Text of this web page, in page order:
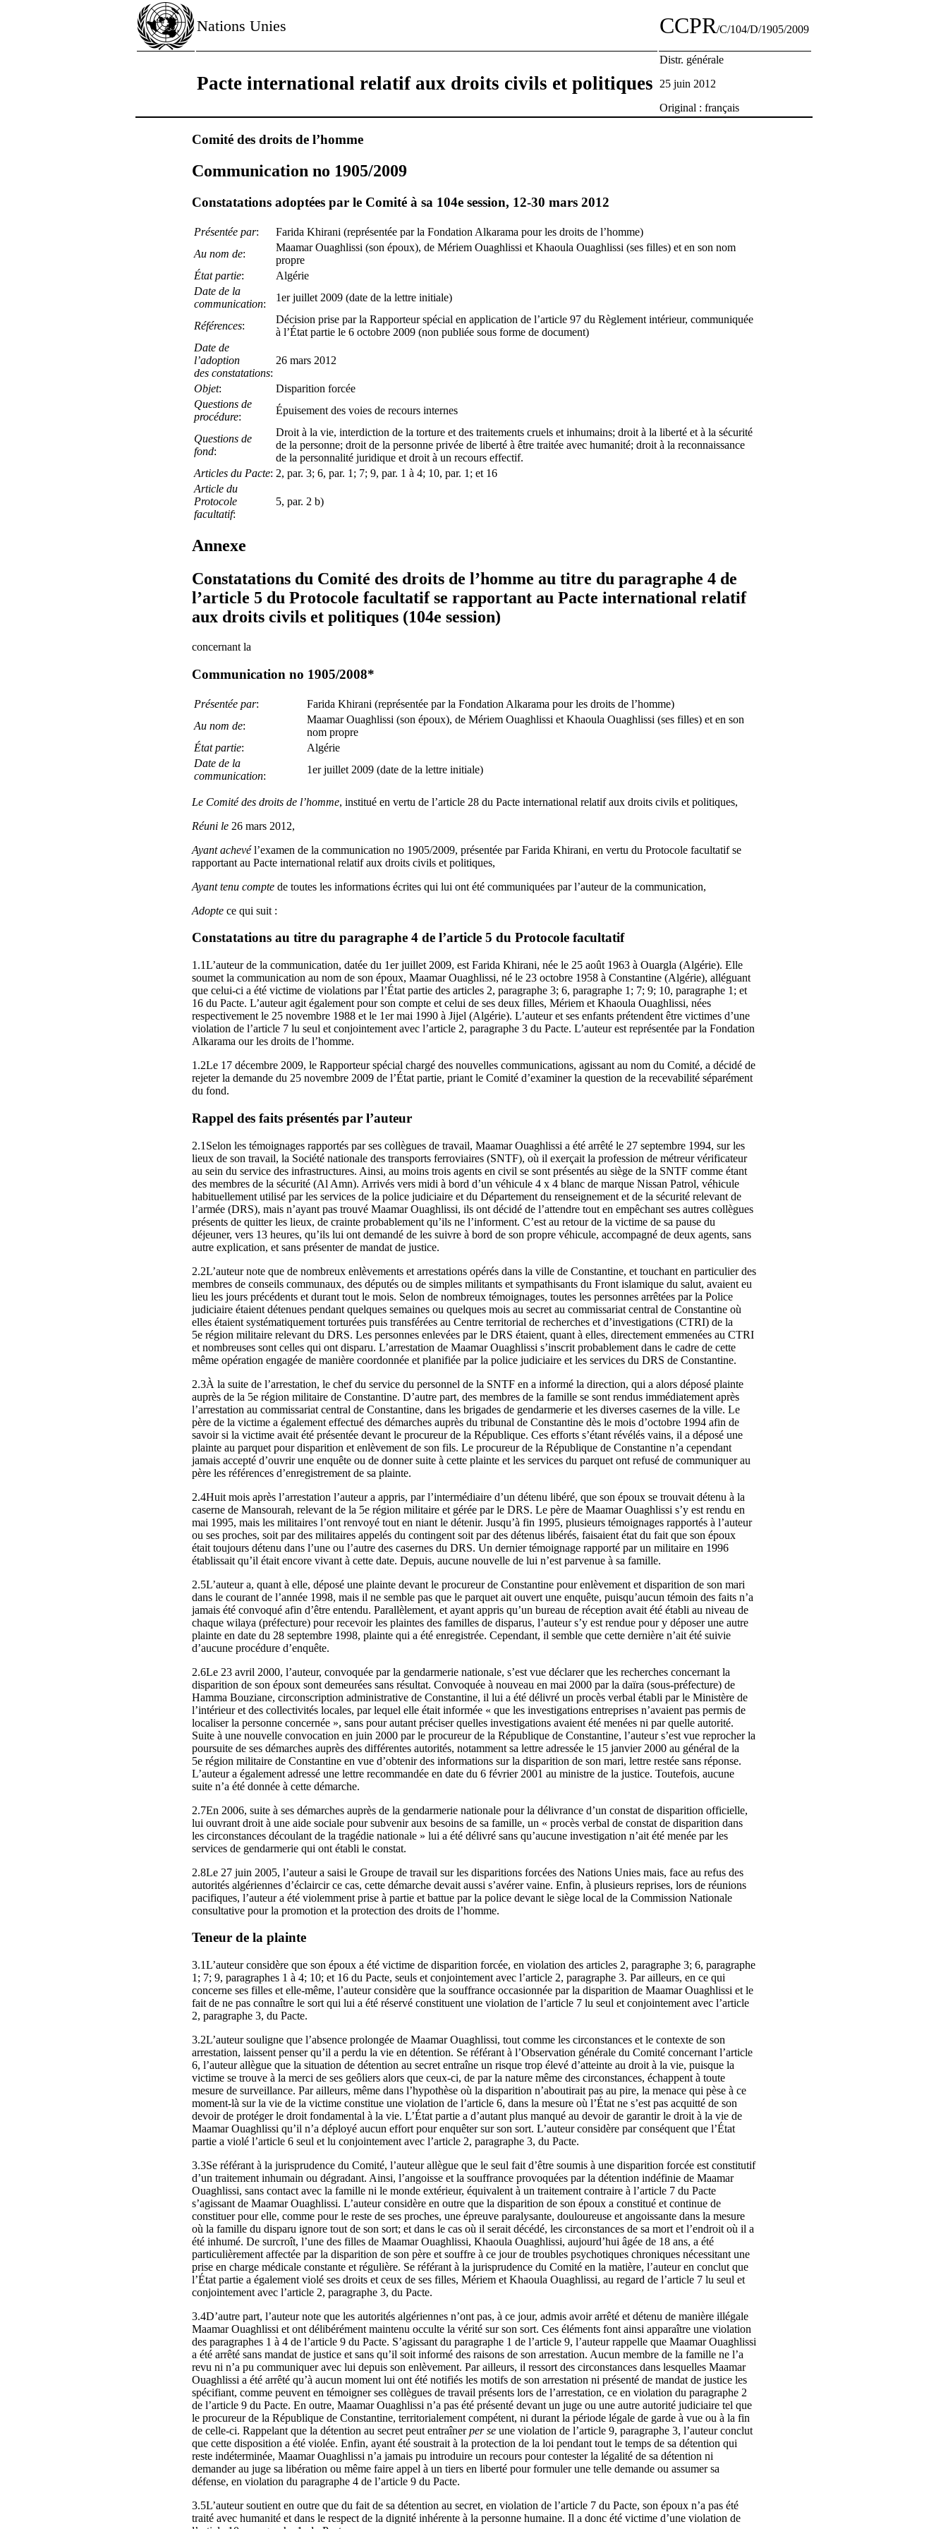
Nations Unies CCPR/C/104/D/1905/2009
Pacte international relatif aux droits civils et politiques
Distr. générale
25 juin 2012
Original : français
Comité des droits de l’homme
Communication no 1905/2009
Constatations adoptées par le Comité à sa 104e session, 12-30 mars 2012
Présentée par:
Farida Khirani (représentée par la Fondation Alkarama pour les droits de l’homme)
Au nom de:
Maamar Ouaghlissi (son époux), de Mériem Ouaghlissi et Khaoula Ouaghlissi (ses filles) et en son nom
propre
État partie:
Algérie
Date de la
communication:
1er juillet 2009 (date de la lettre initiale)
Références:
Décision prise par la Rapporteur spécial en application de l’article 97 du Règlement intérieur, communiquée
à l’État partie le 6 octobre 2009 (non publiée sous forme de document)
Date de
l’adoption
des constatations:
26 mars 2012
Objet:
Disparition forcée
Questions de
procédure:
Épuisement des voies de recours internes
Questions de
fond:
Droit à la vie, interdiction de la torture et des traitements cruels et inhumains; droit à la liberté et à la sécurité
de la personne; droit de la personne privée de liberté à être traitée avec humanité; droit à la reconnaissance
de la personnalité juridique et droit à un recours effectif.
Articles du Pacte: 2, par. 3; 6, par. 1; 7; 9, par. 1 à 4; 10, par. 1; et 16
Article du
Protocole
facultatif:
5, par. 2 b)
Annexe
Constatations du Comité des droits de l’homme au titre du paragraphe 4 de
l’article 5 du Protocole facultatif se rapportant au Pacte international relatif
aux droits civils et politiques (104e session)
concernant la
Communication no 1905/2008*
Présentée par:
Farida Khirani (représentée par la Fondation Alkarama pour les droits de l’homme)
Au nom de:
Maamar Ouaghlissi (son époux), de Mériem Ouaghlissi et Khaoula Ouaghlissi (ses filles) et en son
nom propre
État partie:
Algérie
Date de la
communication:
1er juillet 2009 (date de la lettre initiale)
Le Comité des droits de l’homme, institué en vertu de l’article 28 du Pacte international relatif aux droits civils et politiques,
Réuni le 26 mars 2012,
Ayant achevél’examen de la communication no 1905/2009, présentée par Farida Khirani, en vertu du Protocole facultatif se
rapportant au Pacte international relatif aux droits civils et politiques,
Ayant tenu compte de toutes les informations écrites qui lui ont été communiquées par l’auteur de la communication,
Adopte ce qui suit :
Constatations au titre du paragraphe 4 de l’article 5 du Protocole facultatif
1.1L’auteur de la communication, datée du 1er juillet 2009, est Farida Khirani, née le 25 août 1963 à Ouargla (Algérie). Elle
soumet la communication au nom de son époux, Maamar Ouaghlissi, né le 23 octobre 1958 à Constantine (Algérie), alléguant
que celui-ci a été victime de violations par l’État partie des articles 2, paragraphe 3; 6, paragraphe 1; 7; 9; 10, paragraphe 1; et
16 du Pacte. L’auteur agit également pour son compte et celui de ses deux filles, Mériem et Khaoula Ouaghlissi, nées
respectivement le 25 novembre 1988 et le 1er mai 1990 à Jijel (Algérie). L’auteur et ses enfants prétendent être victimes d’une
violation de l’article 7 lu seul et conjointement avec l’article 2, paragraphe 3 du Pacte. L’auteur est représentée par la Fondation
Alkarama our les droits de l’homme.
1.2Le 17 décembre 2009, le Rapporteur spécial chargé des nouvelles communications, agissant au nom du Comité, a décidé de
rejeter la demande du 25 novembre 2009 de l’État partie, priant le Comité d’examiner la question de la recevabilité séparément
du fond.
Rappel des faits présentés par l’auteur
2.1Selon les témoignages rapportés par ses collègues de travail, Maamar Ouaghlissi a été arrêté le 27 septembre 1994, sur les
lieux de son travail, la Société nationale des transports ferroviaires (SNTF), où il exerçait la profession de métreur vérificateur
au sein du service des infrastructures. Ainsi, au moins trois agents en civil se sont présentés au siège de la SNTF comme étant
des membres de la sécurité (Al Amn). Arrivés vers midi à bord d’un véhicule 4 x 4 blanc de marque Nissan Patrol, véhicule
habituellement utilisé par les services de la police judiciaire et du Département du renseignement et de la sécurité relevant de
l’armée (DRS), mais n’ayant pas trouvé Maamar Ouaghlissi, ils ont décidé de l’attendre tout en empêchant ses autres collègues
présents de quitter les lieux, de crainte probablement qu’ils ne l’informent. C’est au retour de la victime de sa pause du
déjeuner, vers 13 heures, qu’ils lui ont demandé de les suivre à bord de son propre véhicule, accompagné de deux agents, sans
autre explication, et sans présenter de mandat de justice.
2.2L’auteur note que de nombreux enlèvements et arrestations opérés dans la ville de Constantine, et touchant en particulier des
membres de conseils communaux, des députés ou de simples militants et sympathisants du Front islamique du salut, avaient eu
lieu les jours précédents et durant tout le mois. Selon de nombreux témoignages, toutes les personnes arrêtées par la Police
judiciaire étaient détenues pendant quelques semaines ou quelques mois au secret au commissariat central de Constantine où
elles étaient systématiquement torturées puis transférées au Centre territorial de recherches et d’investigations (CTRI) de la
5e région militaire relevant du DRS. Les personnes enlevées par le DRS étaient, quant à elles, directement emmenées au CTRI
et nombreuses sont celles qui ont disparu. L’arrestation de Maamar Ouaghlissi s’inscrit probablement dans le cadre de cette
même opération engagée de manière coordonnée et planifiée par la police judiciaire et les services du DRS de Constantine.
2.3À la suite de l’arrestation, le chef du service du personnel de la SNTF en a informé la direction, qui a alors déposé plainte
auprès de la 5e région militaire de Constantine. D’autre part, des membres de la famille se sont rendus immédiatement après
l’arrestation au commissariat central de Constantine, dans les brigades de gendarmerie et les diverses casernes de la ville. Le
père de la victime a également effectué des démarches auprès du tribunal de Constantine dès le mois d’octobre 1994 afin de
savoir si la victime avait été présentée devant le procureur de la République. Ces efforts s’étant révélés vains, il a déposé une
plainte au parquet pour disparition et enlèvement de son fils. Le procureur de la République de Constantine n’a cependant
jamais accepté d’ouvrir une enquête ou de donner suite à cette plainte et les services du parquet ont refusé de communiquer au
père les références d’enregistrement de sa plainte.
2.4Huit mois après l’arrestation l’auteur a appris, par l’intermédiaire d’un détenu libéré, que son époux se trouvait détenu à la
caserne de Mansourah, relevant de la 5e région militaire et gérée par le DRS. Le père de Maamar Ouaghlissi s’y est rendu en
mai 1995, mais les militaires l’ont renvoyé tout en niant le détenir. Jusqu’à fin 1995, plusieurs témoignages rapportés à l’auteur
ou ses proches, soit par des militaires appelés du contingent soit par des détenus libérés, faisaient état du fait que son époux
était toujours détenu dans l’une ou l’autre des casernes du DRS. Un dernier témoignage rapporté par un militaire en 1996
établissait qu’il était encore vivant à cette date. Depuis, aucune nouvelle de lui n’est parvenue à sa famille.
2.5L’auteur a, quant à elle, déposé une plainte devant le procureur de Constantine pour enlèvement et disparition de son mari
dans le courant de l’année 1998, mais il ne semble pas que le parquet ait ouvert une enquête, puisqu’aucun témoin des faits n’a
jamais été convoqué afin d’être entendu. Parallèlement, et ayant appris qu’un bureau de réception avait été établi au niveau de
chaque wilaya (préfecture) pour recevoir les plaintes des familles de disparus, l’auteur s’y est rendue pour y déposer une autre
plainte en date du 28 septembre 1998, plainte qui a été enregistrée. Cependant, il semble que cette dernière n’ait été suivie
d’aucune procédure d’enquête.
2.6Le 23 avril 2000, l’auteur, convoquée par la gendarmerie nationale, s’est vue déclarer que les recherches concernant la
disparition de son époux sont demeurées sans résultat. Convoquée à nouveau en mai 2000 par la daïra (sous-préfecture) de
Hamma Bouziane, circonscription administrative de Constantine, il lui a été délivré un procès verbal établi par le Ministère de
l’intérieur et des collectivités locales, par lequel elle était informée « que les investigations entreprises n’avaient pas permis de
localiser la personne concernée », sans pour autant préciser quelles investigations avaient été menées ni par quelle autorité.
Suite à une nouvelle convocation en juin 2000 par le procureur de la République de Constantine, l’auteur s’est vue reprocher la
poursuite de ses démarches auprès des différentes autorités, notamment sa lettre adressée le 15 janvier 2000 au général de la
5e région militaire de Constantine en vue d’obtenir des informations sur la disparition de son mari, lettre restée sans réponse.
L’auteur a également adressé une lettre recommandée en date du 6 février 2001 au ministre de la justice. Toutefois, aucune
suite n’a été donnée à cette démarche.
2.7En 2006, suite à ses démarches auprès de la gendarmerie nationale pour la délivrance d’un constat de disparition officielle,
lui ouvrant droit à une aide sociale pour subvenir aux besoins de sa famille, un « procès verbal de constat de disparition dans
les circonstances découlant de la tragédie nationale » lui a été délivré sans qu’aucune investigation n’ait été menée par les
services de gendarmerie qui ont établi le constat.
2.8Le 27 juin 2005, l’auteur a saisi le Groupe de travail sur les disparitions forcées des Nations Unies mais, face au refus des
autorités algériennes d’éclaircir ce cas, cette démarche devait aussi s’avérer vaine. Enfin, à plusieurs reprises, lors de réunions
pacifiques, l’auteur a été violemment prise à partie et battue par la police devant le siège local de la Commission Nationale
consultative pour la promotion et la protection des droits de l’homme.
Teneur de la plainte
3.1L’auteur considère que son époux a été victime de disparition forcée, en violation des articles 2, paragraphe 3; 6, paragraphe
1; 7; 9, paragraphes 1 à 4; 10; et 16 du Pacte, seuls et conjointement avec l’article 2, paragraphe 3. Par ailleurs, en ce qui
concerne ses filles et elle-même, l’auteur considère que la souffrance occasionnée par la disparition de Maamar Ouaghlissi et le
fait de ne pas connaître le sort qui lui a été réservé constituent une violation de l’article 7 lu seul et conjointement avec l’article
2, paragraphe 3, du Pacte.
3.2L’auteur souligne que l’absence prolongée de Maamar Ouaghlissi, tout comme les circonstances et le contexte de son
arrestation, laissent penser qu’il a perdu la vie en détention. Se référant à l’Observation générale du Comité concernant l’article
6, l’auteur allègue que la situation de détention au secret entraîne un risque trop élevé d’atteinte au droit à la vie, puisque la
victime se trouve à la merci de ses geôliers alors que ceux-ci, de par la nature même des circonstances, échappent à toute
mesure de surveillance. Par ailleurs, même dans l’hypothèse où la disparition n’aboutirait pas au pire, la menace qui pèse à ce
moment-là sur la vie de la victime constitue une violation de l’article 6, dans la mesure où l’État ne s’est pas acquitté de son
devoir de protéger le droit fondamental à la vie. L’État partie a d’autant plus manqué au devoir de garantir le droit à la vie de
Maamar Ouaghlissi qu’il n’a déployé aucun effort pour enquêter sur son sort. L’auteur considère par conséquent que l’État
partie a violé l’article 6 seul et lu conjointement avec l’article 2, paragraphe 3, du Pacte.
3.3Se référant à la jurisprudence du Comité, l’auteur allègue que le seul fait d’être soumis à une disparition forcée est constitutif
d’un traitement inhumain ou dégradant. Ainsi, l’angoisse et la souffrance provoquées par la détention indéfinie de Maamar
Ouaghlissi, sans contact avec la famille ni le monde extérieur, équivalent à un traitement contraire à l’article 7 du Pacte
s’agissant de Maamar Ouaghlissi. L’auteur considère en outre que la disparition de son époux a constitué et continue de
constituer pour elle, comme pour le reste de ses proches, une épreuve paralysante, douloureuse et angoissante dans la mesure
où la famille du disparu ignore tout de son sort; et dans le cas où il serait décédé, les circonstances de sa mort et l’endroit où il a
été inhumé. De surcroît, l’une des filles de Maamar Ouaghlissi, Khaoula Ouaghlissi, aujourd’hui âgée de 18 ans, a été
particulièrement affectée par la disparition de son père et souffre à ce jour de troubles psychotiques chroniques nécessitant une
prise en charge médicale constante et régulière. Se référant à la jurisprudence du Comité en la matière, l’auteur en conclut que
l’État partie a également violé ses droits et ceux de ses filles, Mériem et Khaoula Ouaghlissi, au regard de l’article 7 lu seul et
conjointement avec l’article 2, paragraphe 3, du Pacte.
3.4D’autre part, l’auteur note que les autorités algériennes n’ont pas, à ce jour, admis avoir arrêté et détenu de manière illégale
Maamar Ouaghlissi et ont délibérément maintenu occulte la vérité sur son sort. Ces éléments font ainsi apparaître une violation
des paragraphes 1 à 4 de l’article 9 du Pacte. S’agissant du paragraphe 1 de l’article 9, l’auteur rappelle que Maamar Ouaghlissi
a été arrêté sans mandat de justice et sans qu’il soit informé des raisons de son arrestation. Aucun membre de la famille ne l’a
revu ni n’a pu communiquer avec lui depuis son enlèvement. Par ailleurs, il ressort des circonstances dans lesquelles Maamar
Ouaghlissi a été arrêté qu’à aucun moment lui ont été notifiés les motifs de son arrestation ni présenté de mandat de justice les
spécifiant, comme peuvent en témoigner ses collègues de travail présents lors de l’arrestation, ce en violation du paragraphe 2
de l’article 9 du Pacte. En outre, Maamar Ouaghlissi n’a pas été présenté devant un juge ou une autre autorité judiciaire tel que
le procureur de la République de Constantine, territorialement compétent, ni durant la période légale de garde à vue ou à la fin
de celle-ci. Rappelant que la détention au secret peut entraînerper se une violation de l’article 9, paragraphe 3, l’auteur conclut
que cette disposition a été violée. Enfin, ayant été soustrait à la protection de la loi pendant tout le temps de sa détention qui
reste indéterminée, Maamar Ouaghlissi n’a jamais pu introduire un recours pour contester la légalité de sa détention ni
demander au juge sa libération ou même faire appel à un tiers en liberté pour formuler une telle demande ou assumer sa
défense, en violation du paragraphe 4 de l’article 9 du Pacte.
3.5L’auteur soutient en outre que du fait de sa détention au secret, en violation de l’article 7 du Pacte, son époux n’a pas été
traité avec humanité et dans le respect de la dignité inhérente à la personne humaine. Il a donc été victime d’une violation de